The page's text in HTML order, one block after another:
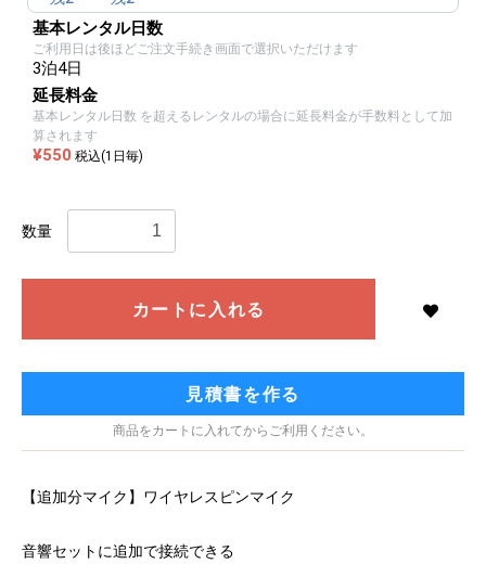
基本レンタル日数
ご利用日は後ほどご注文手続き画面で選択いただけます
3泊4日
延長料金
基本レンタル日数 を超えるレンタルの場合に延長料金が手数料として加
算されます
¥550 税込(1日毎)
数量
カートに入れる
見積書を作る
商品をカートに入れてからご利用ください。
【追加分マイク】ワイヤレスピンマイク
音響セットに追加で接続できる